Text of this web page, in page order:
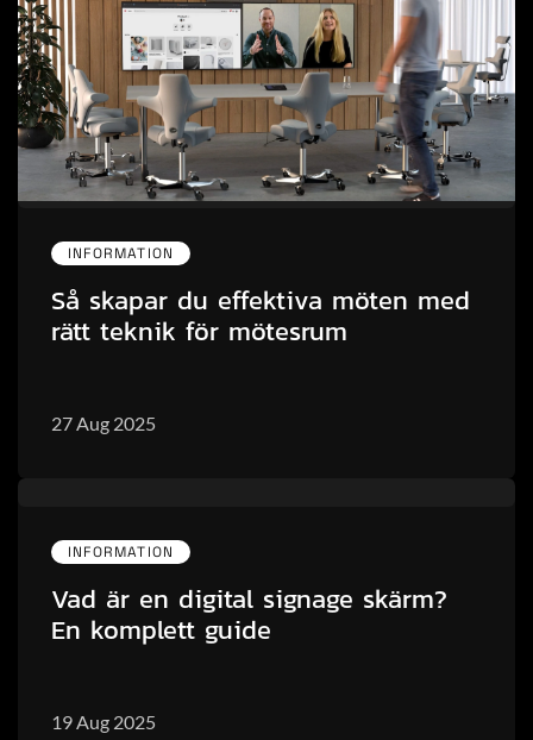
INFORMATION
Så skapar du effektiva möten med
rätt teknik för mötesrum
27 Aug 2025
INFORMATION
Vad är en digital signage skärm?
En komplett guide
19 Aug 2025